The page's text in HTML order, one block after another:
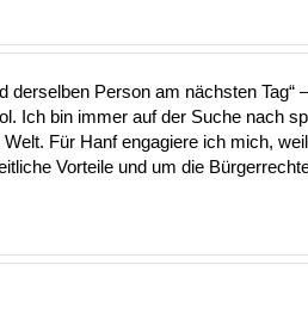
Person am nächsten Tag“
Ich bin immer auf der Suche nach
Für Hanf engagiere ich mich,
Vorteile und um die